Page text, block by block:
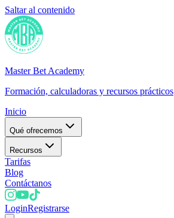
Saltar al contenido
Master Bet Academy
Formación, calculadoras y recursos prácticos
Inicio
Qué ofrecemos
Recursos
Tarifas
Blog
Contáctanos
LoginRegistrarse